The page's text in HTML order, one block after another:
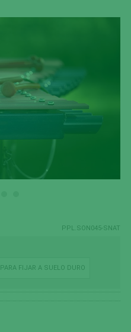
PPL.SON045-SNAT
PARA FIJAR A SUELO DURO